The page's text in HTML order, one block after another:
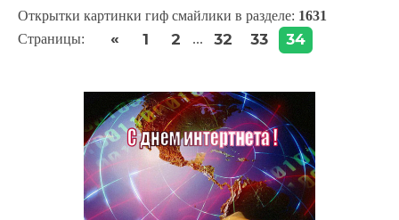
Открытки картинки гиф смайлики в разделе: 1631
Страницы: « 1 2 ... 32 33 34